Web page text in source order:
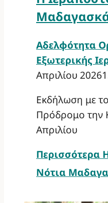
Αδελφότητα
Εξωτερικής
Απριλίου 2026
Εκδήλωση με
Πρόδρομο την
Απριλίου
Περισσότερα
Νότια